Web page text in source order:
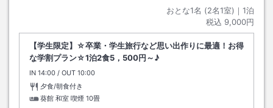
おとな1名 (2名1室)｜ 1泊
税込 9,000円
【学生限定】☆卒業・学生旅行など思い出作りに最適！お得
な学割プラン☆1泊2食5，500円～♪
IN チェックイン
14:00 / OUT チェックアウト
10:00
夕食/朝食付き
葵館 和室 喫煙 10畳